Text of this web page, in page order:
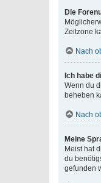
Die
Zeitzone
Nach
Ich habe
Wenn du
beheben
Nach
Meine
Meist hat
du
gefunden